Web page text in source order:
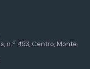
n.º 453, Centro, Monte